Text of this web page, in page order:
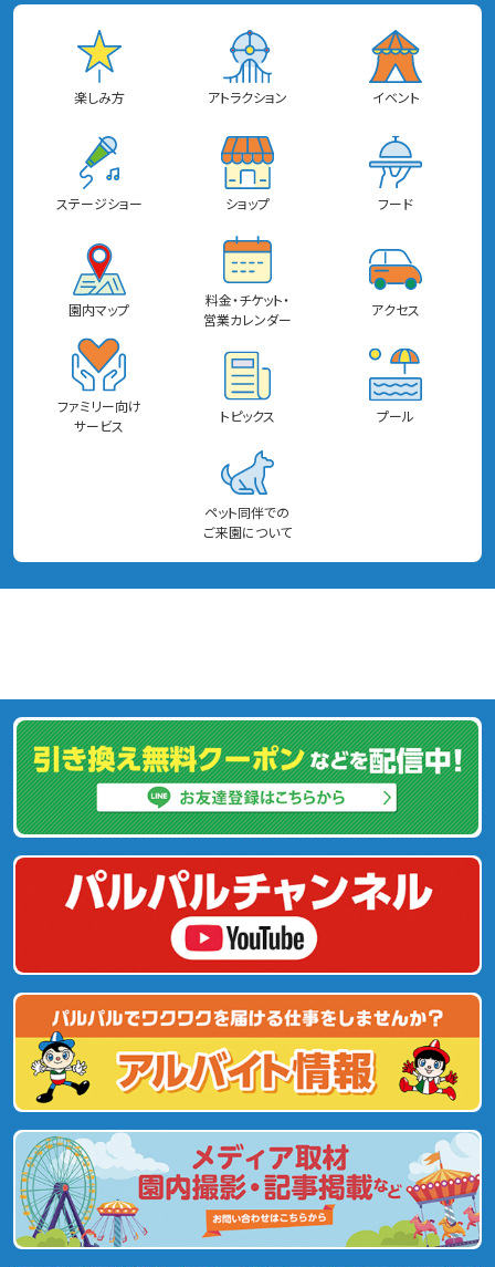
楽しみ方 アトラクション イベント
ステージショー ショップ フード
園内マップ
料金・チケット・
営業カレンダー
アクセス
ファミリー向け
サービス
トピックス プール
ペット同伴での
ご来園について